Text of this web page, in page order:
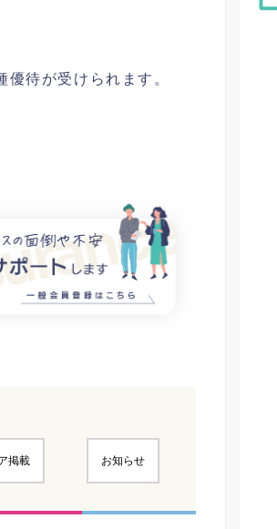
待が受けられます。
掲載 お知らせ